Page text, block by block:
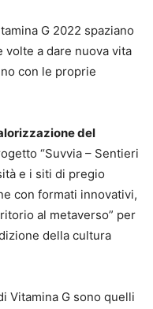
G 2022 spaziano
volte a dare nuova vita
con le proprie
del
“Suvvia – Sentieri
e i siti di pregio
con formati innovativi,
al metaverso” per
della cultura
Vitamina G sono quelli